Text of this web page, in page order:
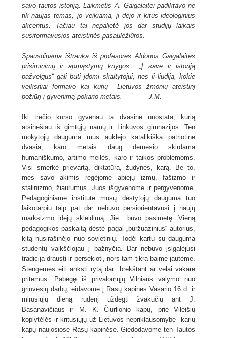
savo tautos istoriją. Laikmetis A. Gaigalaitei padiktavo ne
tik naujas temas, jo veikiama, ji dėjo ir kitus ideologinius
akcentus. Tačiau tai nepalietė jos dar studijų laikais
susiformavusios ateistinės pasaulėžiūros.
Spausdinama ištrauka iš profesorės Aldonos Gaigalaitės
prisiminimų ir apmąstymų knygos „Į save ir istoriją
pažvelgus“ gali būti įdomi skaitytojui, nes ji liudija, kokie
veiksniai formavo kai kurių Lietuvos žmonių ateistinį
požiūrį į gyvenimą pokario metais. J.M.
Iki trečio kurso gyvenau ta dvasine nuostata, kurią
atsinešiau iš gimtųjų namų ir Linkuvos gimnazijos. Ten
mokytojų dauguma mus auklėjo katalikiška patriotine
dvasia, karo metais daug dėmesio skirdama
humaniškumo, artimo meilės, karo ir taikos problemoms.
Visi smerkė prievartą, diktatūrą, žudynes, karą. Be to,
mes savo akimis regėjome abiejų izmų, fašizmo ir
stalinizmo, žiaurumus. Juos išgyvenome ir pergyvenome.
Pedagoginiame institute mūsų dėstytojų dauguma tuo
laikotarpiu taip pat dar nebuvo persiorientavusi į naujų
marksizmo idėjų skleidimą. Jie buvo pasimetę. Vieną
pedagogikos paskaitą dėstė pagal „buržuazinius“ autorius,
kitą nusirašinėjo nuo sovietinių. Todėl kartu su dauguma
studentų vaikščiojau į bažnyčią. Dar nebuvo įsigalėjusi
tradicija drausti ir persekioti, nors tam tikrą baimę jautėme.
Stengėmės eiti anksti rytą dar brėkštant ar vėlai vakare
pritemus. Pabėgę iš privalomųjų Vilniaus valymo nuo
griuvėsių darbų, eidavome į Rasų kapines Vasario 16 d. ir
mirusiųjų dieną rudenį uždegti žvakučių ant J.
Basanavičiaus ir M. K. Čiurlionio kapų, prie Vileišių
koplytėlės ir kritusiųjų už Lietuvos nepriklausomybę karių
kapų naujosiose Rasų kapinėse. Giedodavome ten Tautos